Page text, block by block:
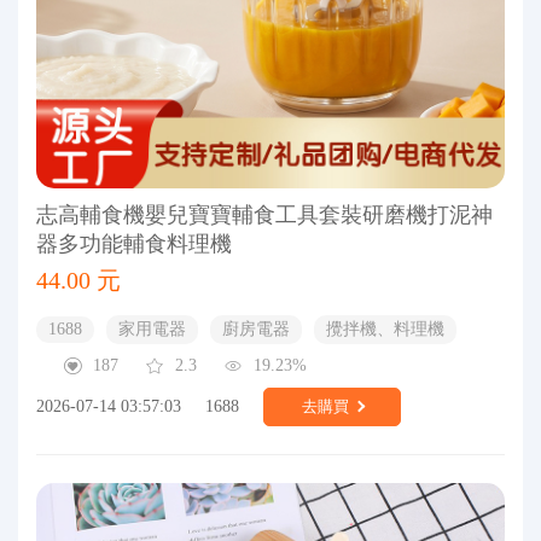
志高輔食機嬰兒寶寶輔食工具套裝研磨機打泥神
器多功能輔食料理機
44.00 元
1688 家用電器 廚房電器
攪拌機、料理機
187
2.3 19.23%
2026-07-14 03:57:03 1688 去購買